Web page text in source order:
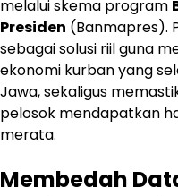
melalui skema program
Presiden (Banmapres).
sebagai solusi riil guna
ekonomi kurban yang
Jawa, sekaligus
pelosok mendapatkan
merata.
Membedah